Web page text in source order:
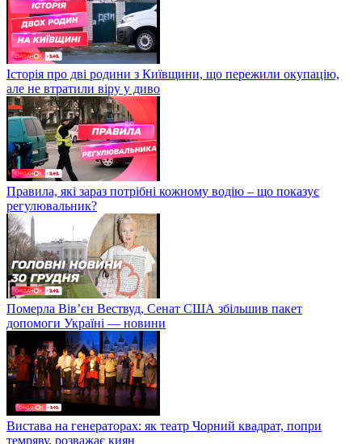
Історія про дві родини з Київщини, що пережили окупацію,
але не втратили віру у диво
Правила, які зараз потрібні кожному водію – що показує
регулювальник?
Померла Вівʼєн Вествуд, Сенат США збільшив пакет
допомоги Україні — новини
Вистава на генераторах: як театр Чорний квадрат, попри
темряву, розважає киян